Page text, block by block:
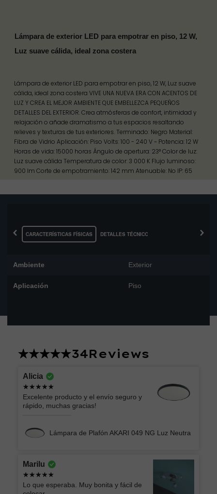
Lámpara de exterior LED para empotrar en piso, 12 W,
Luz suave cálida, ideal zona costera
Lámpara de exterior LED para empotrar en piso, 12 W, Luz suave
cálida, ideal zona costera VIVE UNA NUEVA ERA CON ACENTOS DE
LUZ Y CREA EL MEJOR AMBIENTE QUE EMBELLEZCA PEQUEÑOS
DETALLES DEL EXTERIOR. Crea atmósferas de confort, intimidad y
relajación o añade dramatismo a tus espacios resaltando
relieves y texturas de tus exteriores. Terminado: Negro Material:
Fibra de Vidrio Aplicación: Piso Volts: 100 - 240 V ~ Potencia: 12 W
Horas de vida: 15000 horas Ángulo de apertura: 23° Color de luz:
Luz suave cálida Temperatura de color: 3 000 K Flujo luminoso:
900 lm Corte de empotramiento: 142 mm Atenuable: No IP: 65
‹ CARACTERÍSTICAS FÍSICAS DETALLES TÉCNICOS ›
Ambiente Exterior
Aplicación Piso
34Reviews
Alicia
Excelente producto y el envío seguro y
rápido, muchas gracias!
Lámpara de Plafón AKARI 049 NG Luz Neutra
Marilu
Lo que esperaba. Muy bonita y fácil de